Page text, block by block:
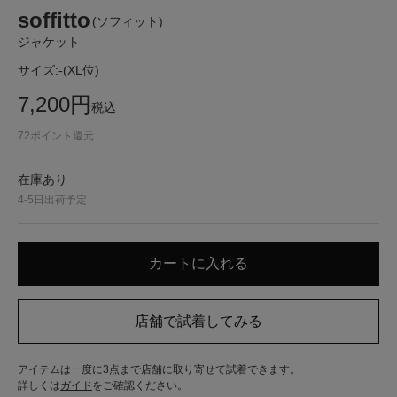
soffitto (ソフィット)
ジャケット
サイズ:-(XL位)
7,200円税込
72ポイント還元
在庫あり
4-5日出荷予定
アイテムは一度に3点まで店舗に取り寄せて試着できます。
詳しくはガイド をご確認ください。